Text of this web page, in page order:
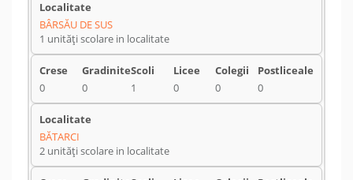
BÂRSĂU DE SUS
1 unități scolare in localitate
0 0 1 0 0 0
BĂTARCI
2 unități scolare in localitate